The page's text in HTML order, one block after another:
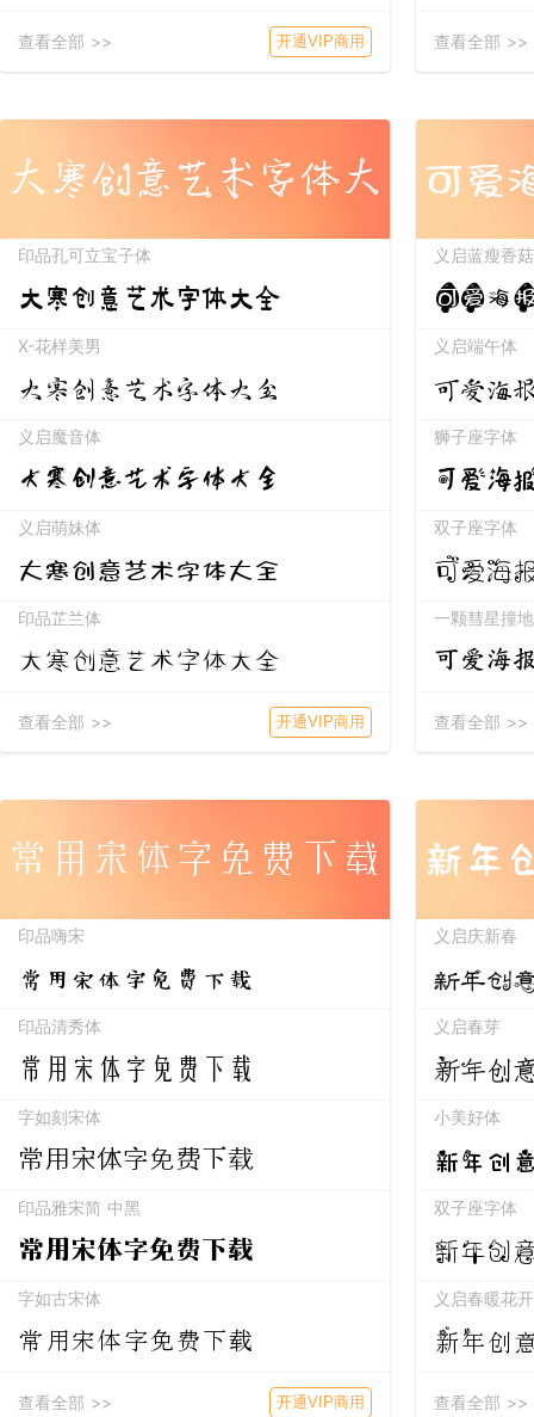
查看全部 >> 开通VIP商用 查看全部 >>
大寒创意艺术字体大
全
印品孔可立宝子体
大寒创意艺术字体大全
X-花样美男
大寒创意艺术字体大全
义启魔音体
大寒创意艺术字体大全
义启萌妹体
大寒创意艺术字体大全
印品芷兰体
大寒创意艺术字体大全
查看全部 >> 开通VIP商用
可爱
义启蓝瘦香
可爱海
义启端午体
可爱海
狮子座字体
可爱海
双子座字体
可爱海
一颗彗星撞
可爱海
查看全部 >>
常用宋体字免费下载
印品嗨宋
常用宋体字免费下载
印品清秀体
常用宋体字免费下载
字如刻宋体
常用宋体字免费下载
印品雅宋简 中黑
常用宋体字免费下载
字如古宋体
常用宋体字免费下载
查看全部 >> 开通VIP商用
新年
义启庆新春
新年创
义启春芽
新年创
小美好体
新年创
双子座字体
新年创
义启春暖花开
新年创
查看全部 >>